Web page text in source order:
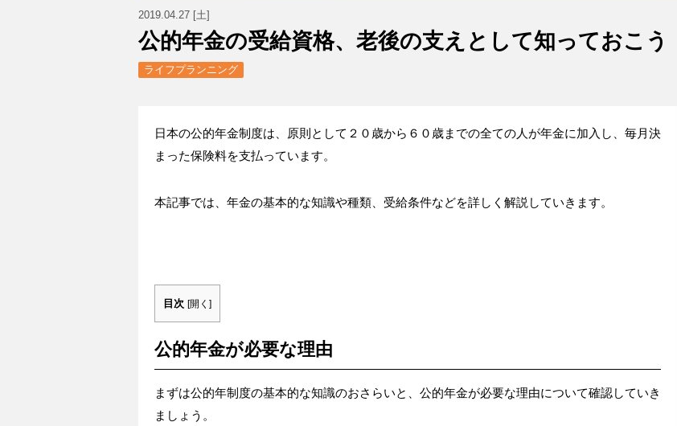
2019.04.27 [土]
公的年金の受給資格、老後の支えとして知っておこう
ライフプランニング
日本の公的年金制度は、原則として２０歳から６０歳までの全ての人が年金に加入し、毎月決
まった保険料を支払っています。
本記事では、年金の基本的な知識や種類、受給条件などを詳しく解説していきます。
目次 [開く ]
公的年金が必要な理由
まずは公的年制度の基本的な知識のおさらいと、公的年金が必要な理由について確認していき
ましょう。